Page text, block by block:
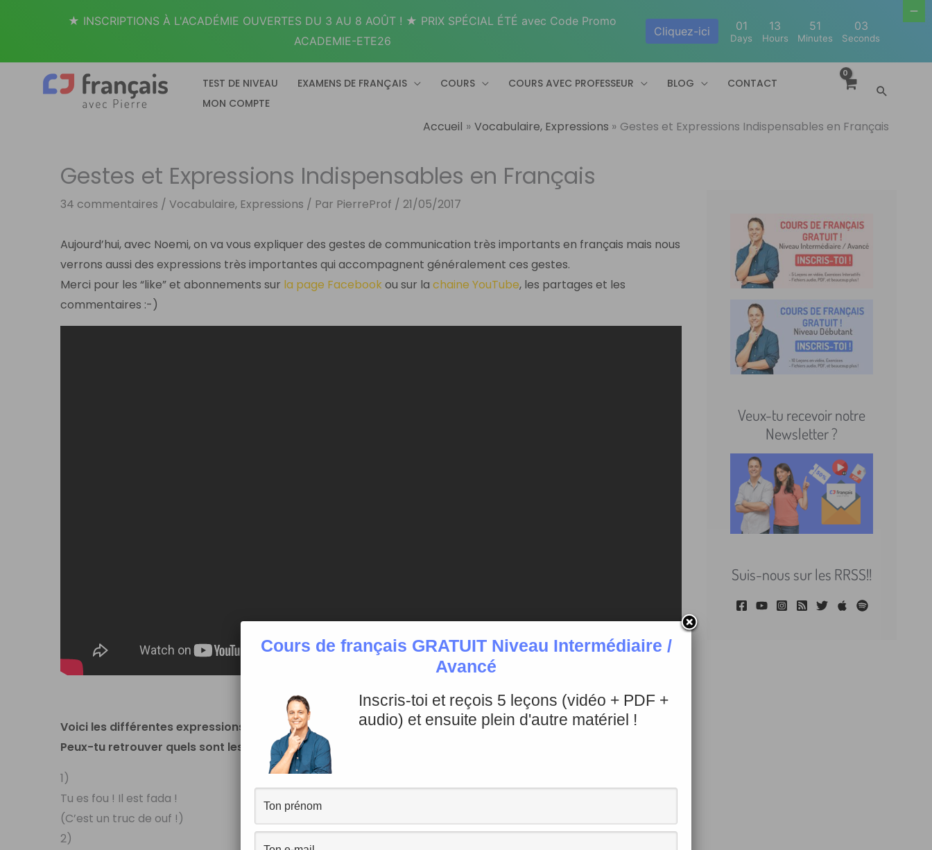
TEST DE NIVEAU EXAMENS DE FRANÇAIS COURS COURS AVEC PROFESSEUR BLOG
CONTACT
MON COMPTE
Accueil Vocabulaire, Expressions Gestes et Expressions Indispensables en Français
Gestes et Expressions Indispensables en Français
34 commentaires /Vocabulaire, Expressions / Par PierreProf / 21/05/2017
Aujourd’hui, avec Noemi, on va vous expliquer des gestes de communication très importants en français mais nous
verrons aussi desexpressions très importantes qui accompagnent généralement ces gestes.
Merci pour les “like” et abonnements sur la page Facebook ou sur lachaine YouTube, les partages et les
commentaires :-)
Fiche récapitulative et Exercice
Voici les différentes expressions vues dans la vidéo.
Peux-tu retrouver quels sont les gestes associés à ces expressions ?
1)
Tu es fou ! Il est fada !
(C’est un truc de ouf !)
2)
Veux-tu recevoir notre
Newsletter ?
Suis-nous sur les RRSS!!
Cours de français GRATUIT Niveau Intermédiaire /
Avancé
Inscris-toi et reçois 5 leçons (vidéo + PDF +
audio) et ensuite plein d'autre matériel !
★ INSCRIPTIONS À L'ACADÉMIE OUVERTES DU 3 AU 8 AOÛT ! ★ PRIX SPÉCIAL ÉTÉ avec Code Promo
ACADEMIE-ETE26
Cliquez-ici 01
Days
13
Hours
51
Minutes
02
Seconds